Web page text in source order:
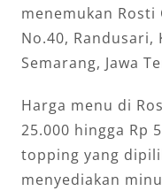
menemukan Rosti
No.40, Randusari,
Semarang, Jawa
Harga menu di
25.000 hingga Rp
topping yang
menyediakan